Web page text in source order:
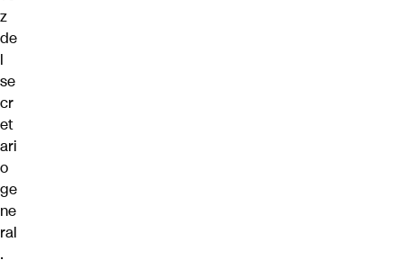
z
de
l
se
cr
et
ari
o
ge
ne
ral
.